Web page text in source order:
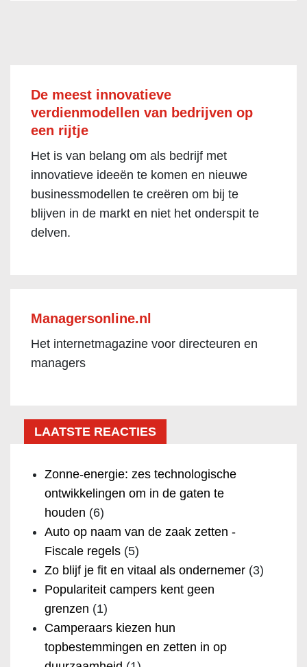
De meest innovatieve
verdienmodellen van bedrijven op
een rijtje
Het is van belang om als bedrijf met
innovatieve ideeën te komen en nieuwe
businessmodellen te creëren om bij te
blijven in de markt en niet het onderspit te
delven.
Managersonline.nl
Het internetmagazine voor directeuren en
managers
LAATSTE REACTIES
Zonne-energie: zes technologische
ontwikkelingen om in de gaten te
houden (6)
Auto op naam van de zaak zetten -
Fiscale regels (5)
Zo blijf je fit en vitaal als ondernemer (3)
Populariteit campers kent geen
grenzen (1)
Camperaars kiezen hun
topbestemmingen en zetten in op